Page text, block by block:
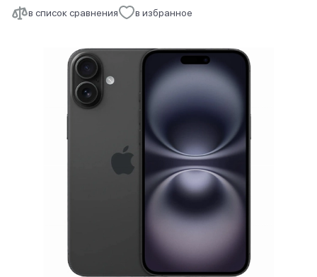
в список сравнения в избранное